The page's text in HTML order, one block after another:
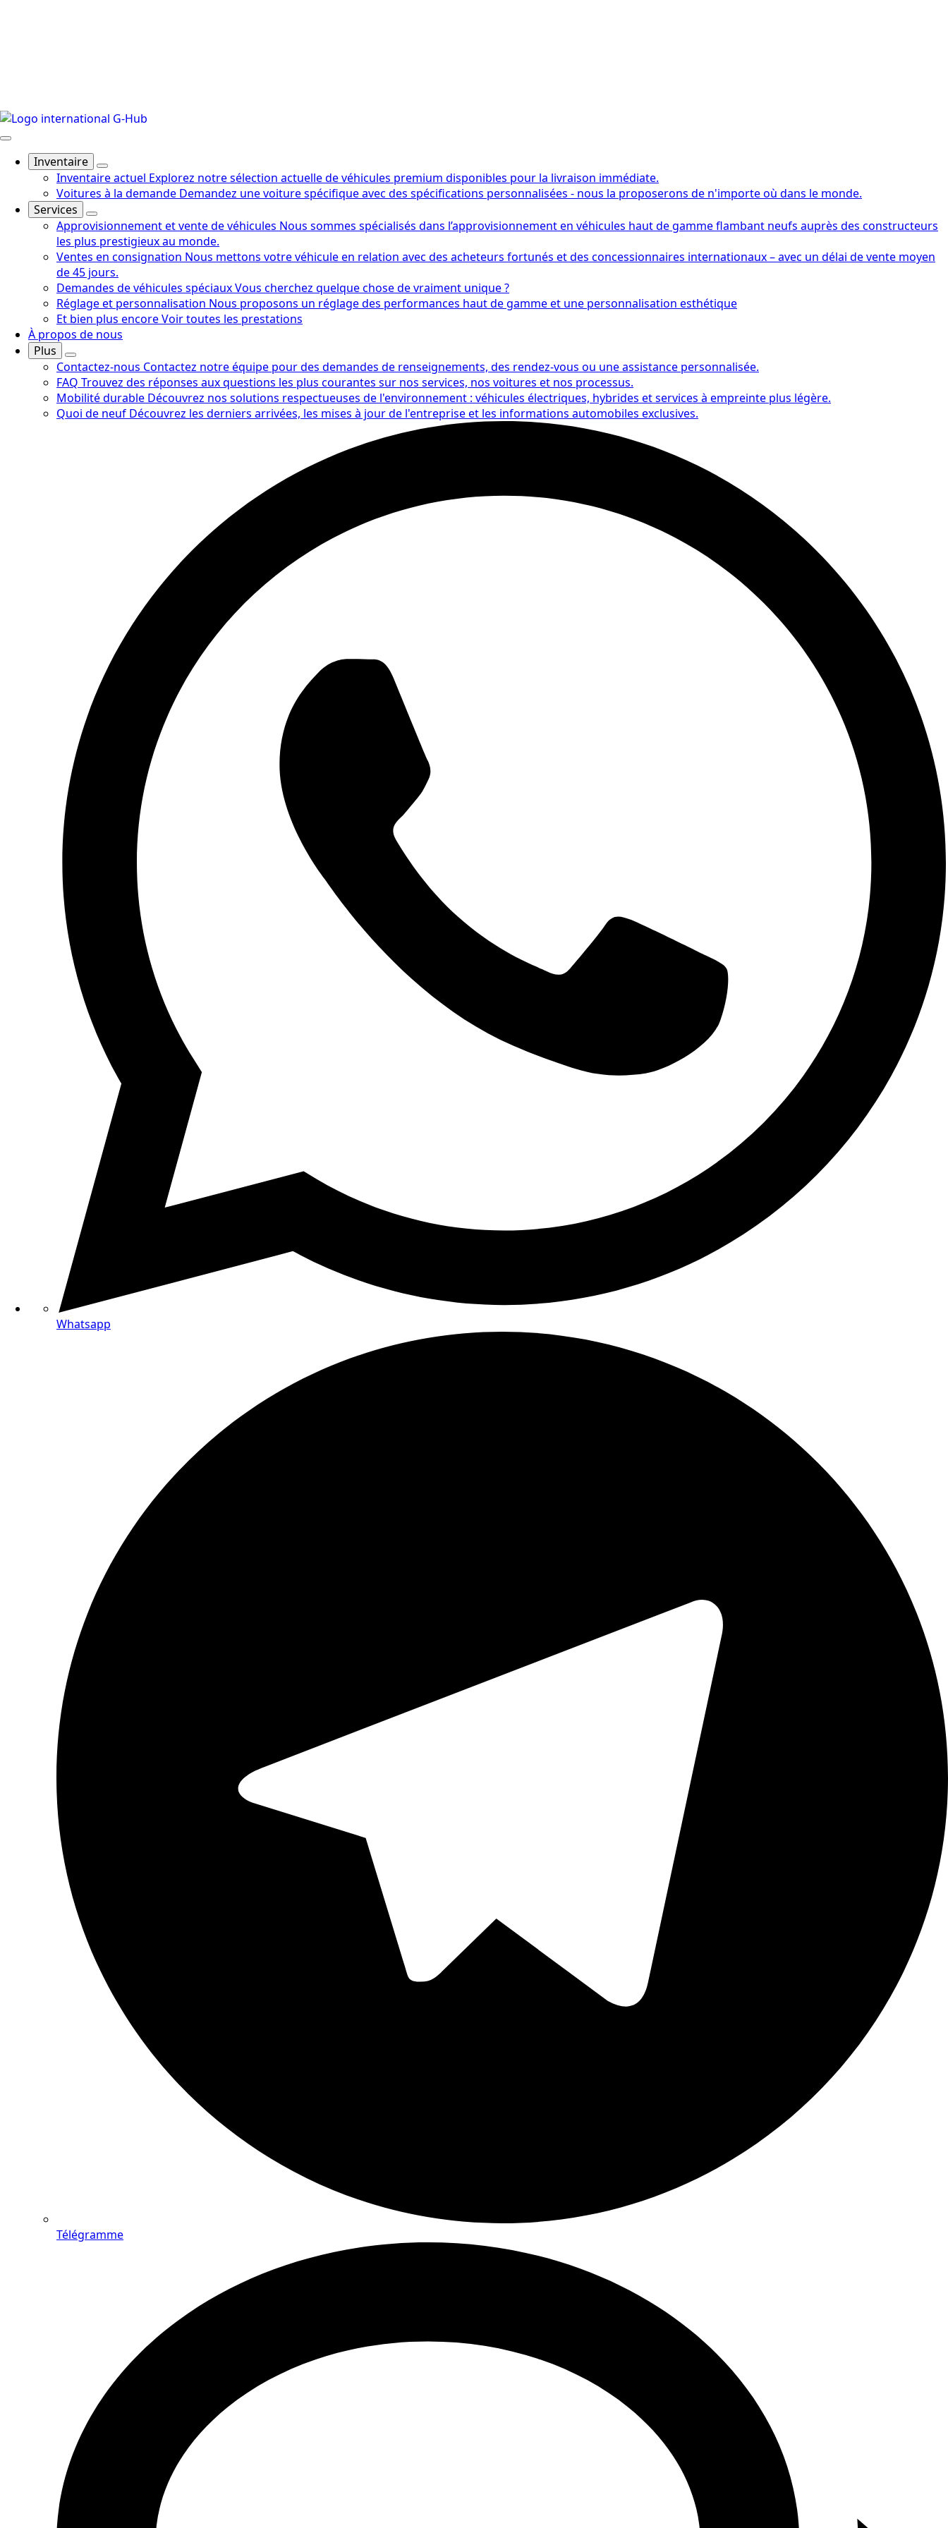
Inventaire
Inventaire actuel Explorez notre sélection actuelle de véhicules premium disponibles pour la livraison immédiate.
Voitures à la demande Demandez une voiture spécifique avec des spécifications personnalisées - nous la proposerons de n'importe où dans le monde.
Services
Approvisionnement et vente de véhicules Nous sommes spécialisés dans l’approvisionnement en véhicules haut de gamme flambant neufs auprès des constructeurs
les plus prestigieux au monde.
Ventes en consignation Nous mettons votre véhicule en relation avec des acheteurs fortunés et des concessionnaires internationaux – avec un délai de vente moyen
de 45 jours.
Demandes de véhicules spéciauxVous cherchez quelque chose de vraiment unique ?
Réglage et personnalisation Nous proposons un réglage des performances haut de gamme et une personnalisation esthétique
Et bien plus encoreVoir toutes les prestations
À propos de nous
Plus
Contactez-nous Contactez notre équipe pour des demandes de renseignements, des rendez-vous ou une assistance personnalisée.
FAQ Trouvez des réponses aux questions les plus courantes sur nos services, nos voitures et nos processus.
Mobilité durable Découvrez nos solutions respectueuses de l'environnement : véhicules électriques, hybrides et services à empreinte plus légère.
Quoi de neuf Découvrez les derniers arrivées, les mises à jour de l'entreprise et les informations automobiles exclusives.
Whatsapp
Télégramme